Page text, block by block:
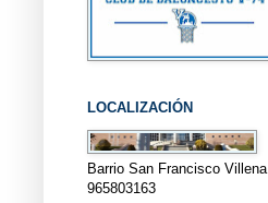
LOCALIZACIÓN
Barrio San Francisco Villena
965803163